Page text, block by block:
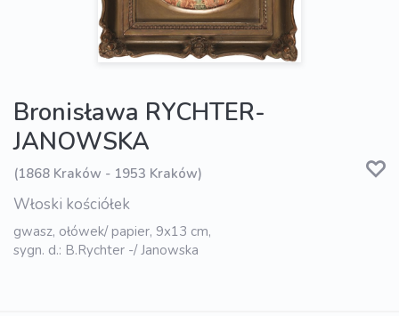
Bronisława RYCHTER-
JANOWSKA
(1868 Kraków - 1953 Kraków)
Włoski kościółek
gwasz, ołówek/ papier, 9x13 cm,
sygn. d.: B.Rychter -/ Janowska